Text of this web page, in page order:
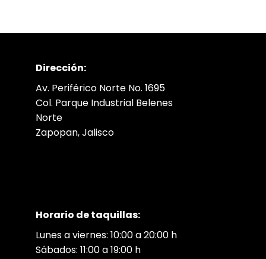
Dirección:
Av. Periférico Norte No. 1695
Col. Parque Industrial Belenes
Norte
Zapopan, Jalisco
Horario de taquillas:
Lunes a viernes: 10:00 a 20:00 h
Sábados: 11:00 a 19:00 h